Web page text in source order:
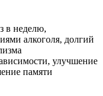
в неделю,
алкоголя, долгий
улучшение
памяти